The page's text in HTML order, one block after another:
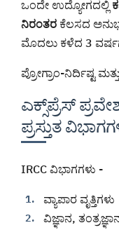
ಒಂದೇ ಉದ್ಯೋಗದಲ್ಲಿ
ನಿರಂತರ ಕೆಲಸದ
ಮೊದಲು ಕಳೆದ 3
ಪ್ರೋಗ್ರಾಂ-ನಿರ್ದಿಷ್ಟ
ಎಕ್ಸ್‌ಪ್ರೆಸ್
ಪ್ರಸ್ತುತ
IRCC ವಿಭಾಗಗಳು -
ವ್ಯಾಪಾರ ವೃತ್ತಿಗಳು
ವಿಜ್ಞಾನ,